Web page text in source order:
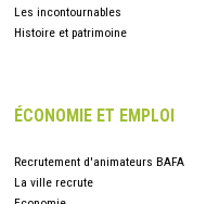
Les incontournables
Histoire et patrimoine
ÉCONOMIE ET EMPLOI
Recrutement d'animateurs BAFA
La ville recrute